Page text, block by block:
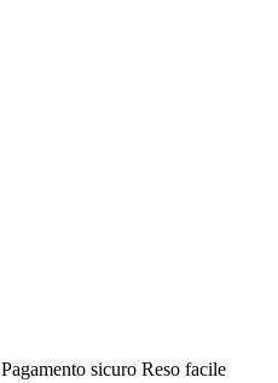
Pagamento sicuro Reso facile